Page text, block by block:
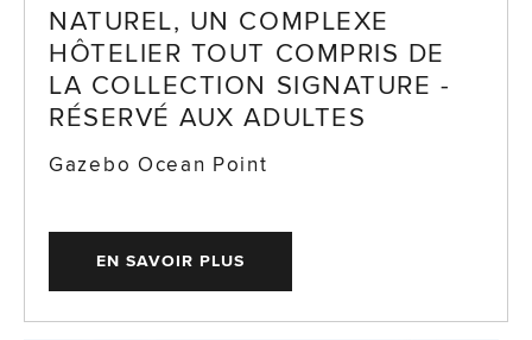
NATUREL, UN COMPLEXE
HÔTELIER TOUT COMPRIS DE
LA COLLECTION SIGNATURE -
RÉSERVÉ AUX ADULTES
Gazebo Ocean Point
EN SAVOIR PLUS